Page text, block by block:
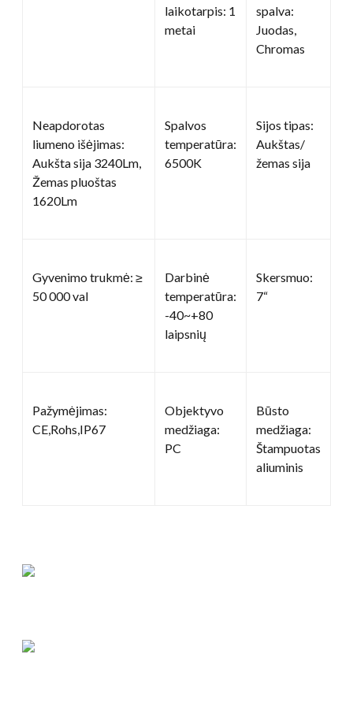
laikotarpis: 1
metai
spalva:
Juodas,
Chromas
Neapdorotas
liumeno išėjimas:
Aukšta sija 3240Lm,
Žemas pluoštas
1620Lm
Spalvos
temperatūra:
6500K
Sijos tipas:
Aukštas/
žemas sija
Gyvenimo trukmė: ≥
50 000 val
Darbinė
temperatūra:
-40~+80
laipsnių
Skersmuo:
7“
Pažymėjimas:
CE,Rohs,IP67
Objektyvo
medžiaga:
PC
Būsto
medžiaga:
Štampuotas
aliuminis